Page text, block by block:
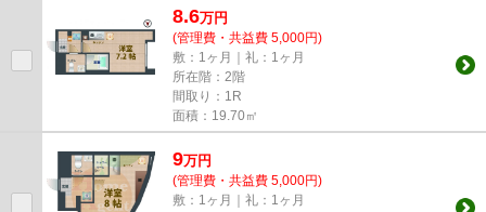
8.6万円
(管理費・共益費 5,000円)
敷：1ヶ月｜礼：1ヶ月
所在階：2階
間取り：1R
面積：19.70㎡
9万円
(管理費・共益費 5,000円)
敷：1ヶ月｜礼：1ヶ月